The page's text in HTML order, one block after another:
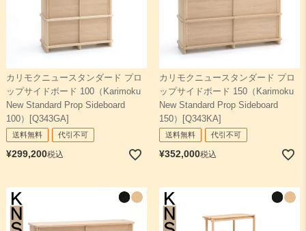
検索
カリモクニュースタンダード プロ
ップサイドボード 100（Karimoku
New Standard Prop Sideboard
100）[Q343GA]
送料無料 代引不可
¥299,200税込
カリモクニュースタンダード プロ
ップサイドボード 150（Karimoku
New Standard Prop Sideboard
150）[Q343KA]
送料無料 代引不可
¥352,000税込